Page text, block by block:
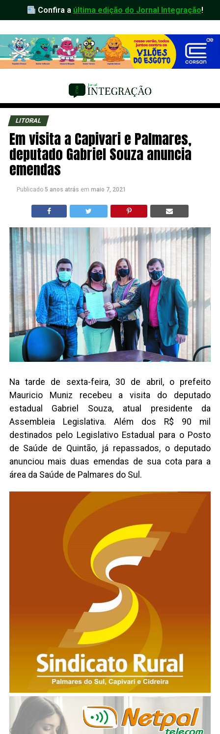
Confira a última edição do Jornal Integração!
LITORAL
Em visita a Capivari e Palmares,
deputado Gabriel Souza anuncia
emendas
Publicado 5 anos atrás em maio 7, 2021
Na tarde de sexta-feira, 30 de abril, o prefeito
Mauricio Muniz recebeu a visita do deputado
estadual Gabriel Souza, atual presidente da
Assembleia Legislativa. Além dos R$ 90 mil
destinados pelo Legislativo Estadual para o Posto
de Saúde de Quintão, já repassados, o deputado
anunciou mais duas emendas de sua cota para a
área da Saúde de Palmares do Sul.